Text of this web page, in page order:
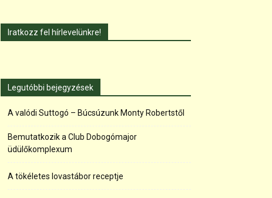
Iratkozz fel hírlevelünkre!
Legutóbbi bejegyzések
A valódi Suttogó – Búcsúzunk Monty Robertstől
Bemutatkozik a Club Dobogómajor
üdülőkomplexum
A tökéletes lovastábor receptje